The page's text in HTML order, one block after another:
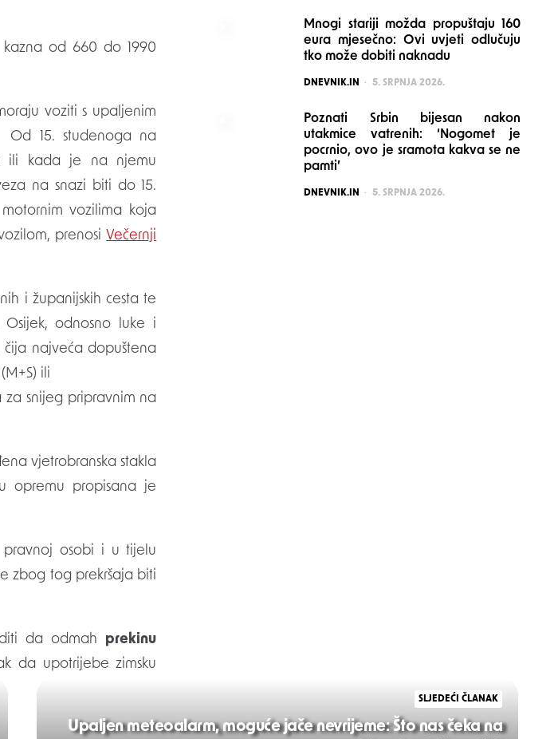
voziti s upaljenim
Od 15. studenoga na
ili kada je na njemu
na snazi biti do 15.
vozilima koja
prenosi Večernji
i županijskih cesta te
odnosno luke i
čija najveća dopuštena
ili
snijeg pripravnim na
vjetrobranska stakla
opremu propisana je
osobi i u tijelu
zbog tog prekršaja biti
da odmah prekinu
da upotrijebe zimsku
SLJEDEĆI ČLANAK
Upaljen meteoalarm, moguće jače nevrijeme: Što nas čeka na
Mnogi stariji možda propuštaju 160
eura mjesečno: Ovi uvjeti odlučuju
tko može dobiti naknadu
POSTED
DNEVNIK.IN 5. SRPNJA 2026.
Poznati Srbin bijesan nakon
utakmice vatrenih: ‘Nogomet je
pocrnio, ovo je sramota kakva se ne
pamti’
POSTED
DNEVNIK.IN 5. SRPNJA 2026.